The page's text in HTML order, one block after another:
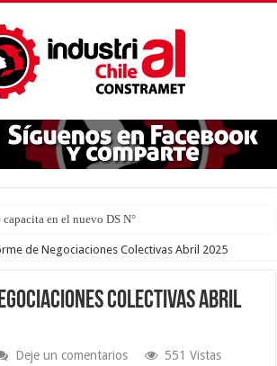
en el nuevo DS N° 44 para defende
de Negociaciones Colectivas Abril 2025
Colectivas Abril
Deje un comentarios 551 Vistas